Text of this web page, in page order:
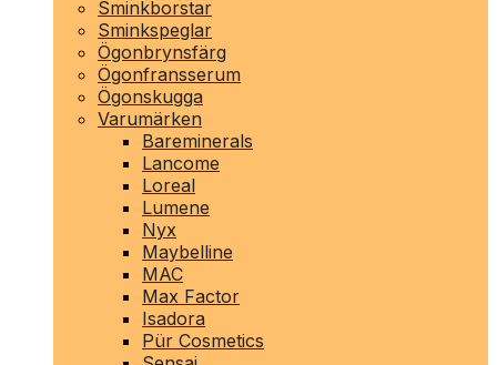
Sminkborstar
Sminkspeglar
Ögonbrynsfärg
Ögonfransserum
Ögonskugga
Varumärken
Bareminerals
Lancome
Loreal
Lumene
Nyx
Maybelline
MAC
Max Factor
Isadora
Pür Cosmetics